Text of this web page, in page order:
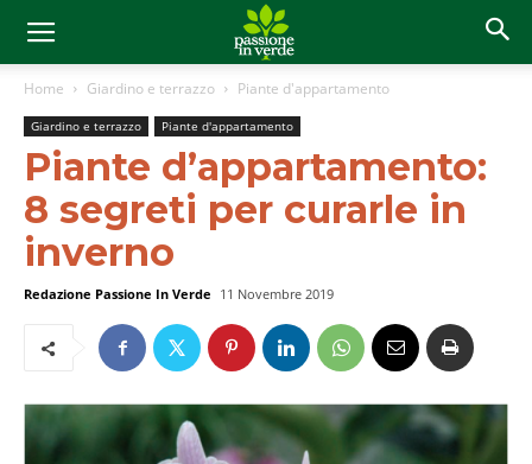
Home Giardino e terrazzo Piante d'appartamento
Giardino e terrazzo Piante d'appartamento
Piante d’appartamento:
8 segreti per curarle in
inverno
Redazione Passione In Verde 11 Novembre 2019